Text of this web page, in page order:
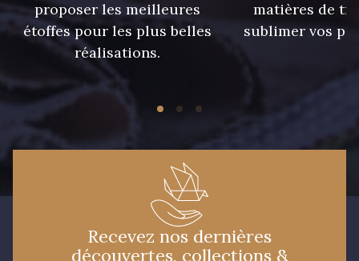
proposer les meilleures
étoffes pour les plus belles
réalisations.
matières de
sublimer vos
Recevez nos dernières
découvertes, collections &